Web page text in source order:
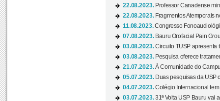
22.08.2023. Professor Canadense
22.08.2023. Fragmentos Atemporais
11.08.2023.Congresso
07.08.2023. Bauru Orofacial Pain
03.08.2023.Circuito TUSP apresenta
03.08.2023. Pesquisa oferece
21.07.2023.À Comunidade do
05.07.2023. Duas pesquisas da USP
04.07.2023.Colégio Internacional
03.07.2023.31ª Volta USP Bauru vai